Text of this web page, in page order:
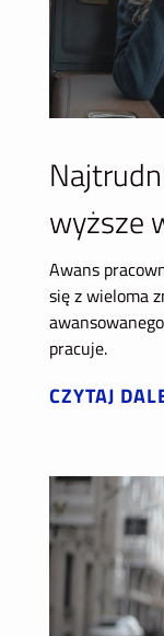
wyższe
Awans
się z wieloma
pracuje.
CZYTAJ